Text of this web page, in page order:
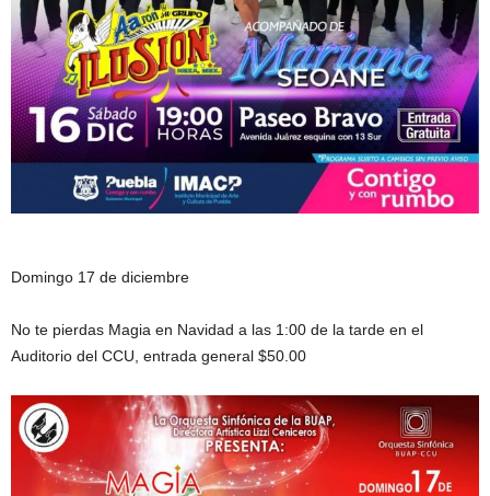
Domingo 17 de diciembre
No te pierdas Magia en Navidad a las 1:00 de la tarde en el
Auditorio del CCU, entrada general $50.00